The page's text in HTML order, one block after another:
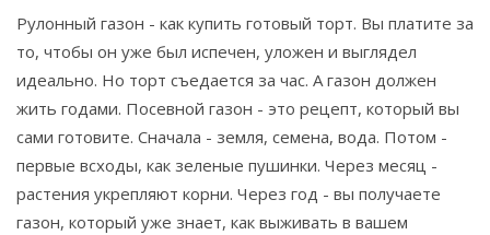
Рулонный газон - как купить готовый торт. Вы платите за
то, чтобы он уже был испечен, уложен и выглядел
идеально. Но торт съедается за час. А газон должен
жить годами. Посевной газон - это рецепт, который вы
сами готовите. Сначала - земля, семена, вода. Потом -
первые всходы, как зеленые пушинки. Через месяц -
растения укрепляют корни. Через год - вы получаете
газон, который уже знает, как выживать в вашем